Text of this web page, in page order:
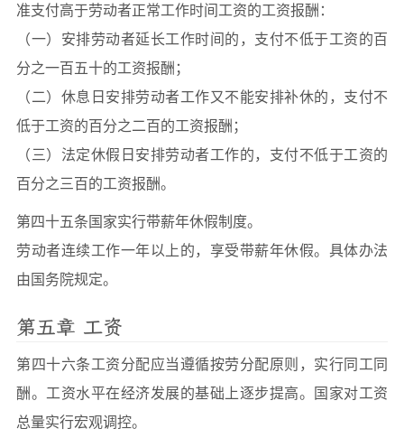
准支付高于劳动者正常工作时间工资的工资报酬：
（一）安排劳动者延长工作时间的，支付不低于工资的百
分之一百五十的工资报酬；
（二）休息日安排劳动者工作又不能安排补休的，支付不
低于工资的百分之二百的工资报酬；
（三）法定休假日安排劳动者工作的，支付不低于工资的
百分之三百的工资报酬。
第四十五条国家实行带薪年休假制度。
劳动者连续工作一年以上的，享受带薪年休假。具体办法
由国务院规定。
第五章 工资
第四十六条工资分配应当遵循按劳分配原则，实行同工同
酬。工资水平在经济发展的基础上逐步提高。国家对工资
总量实行宏观调控。